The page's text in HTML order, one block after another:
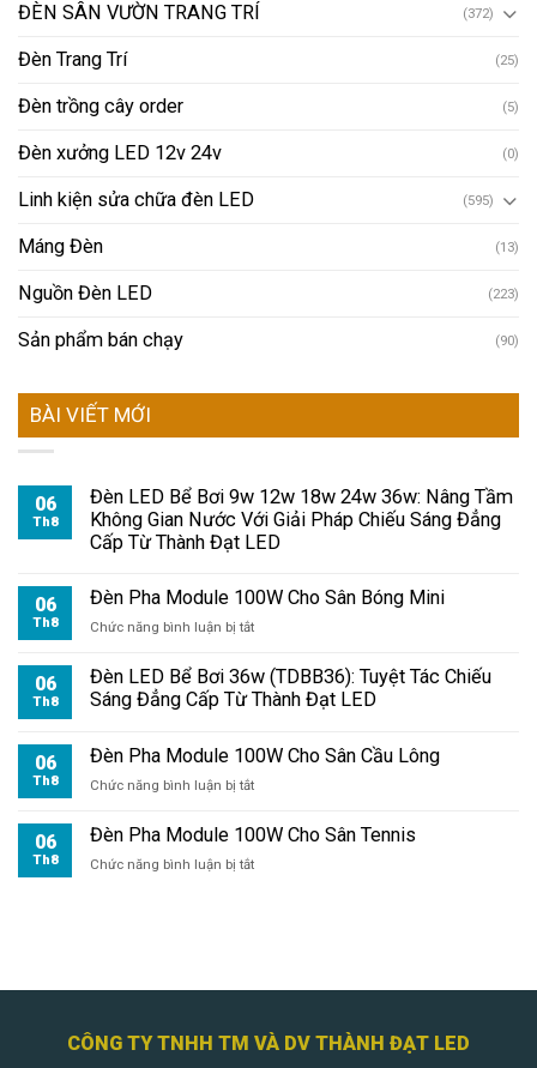
ĐÈN SÂN VƯỜN TRANG TRÍ (372)
Đèn Trang Trí (25)
Đèn trồng cây order (5)
Đèn xưởng LED 12v 24v (0)
Linh kiện sửa chữa đèn LED (595)
Máng Đèn (13)
Nguồn Đèn LED (223)
Sản phẩm bán chạy (90)
BÀI VIẾT MỚI
06
Th8
Đèn LED Bể Bơi 9w 12w 18w 24w 36w: Nâng Tầm
Không Gian Nước Với Giải Pháp Chiếu Sáng Đẳng
Cấp Từ Thành Đạt LED
06
Th8
Đèn Pha Module 100W Cho Sân Bóng Mini
Chức năng bình luận bị tắtở
Pha
Module
100W
Sân
06
Th8
Đèn LED Bể Bơi 36w (TDBB36): Tuyệt Tác Chiếu
Sáng Đẳng Cấp Từ Thành Đạt LED
06
Th8
Đèn Pha Module 100W Cho Sân Cầu Lông
Chức năng bình luận bị tắtở
Pha
100W
06
Th8
Đèn Pha Module 100W Cho Sân Tennis
Chức năng bình luận bị tắtở
Sân
CÔNG TY TNHH TM VÀ DV THÀNH ĐẠT LED